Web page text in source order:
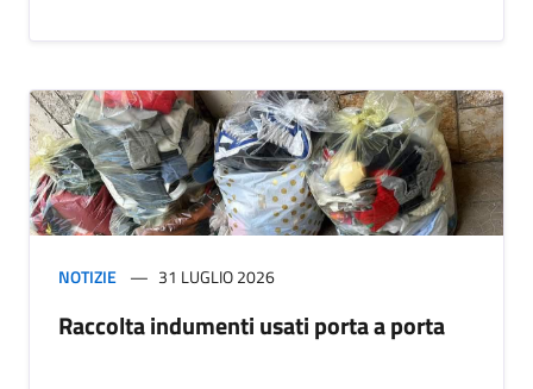
NOTIZIE 31 LUGLIO 2026
Raccolta indumenti usati porta a porta